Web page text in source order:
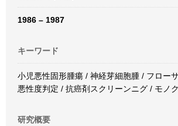
1986 – 1987
キーワード
小児悪性固形腫瘍 / 神経芽細胞腫 / フロー
悪性度判定 / 抗癌剤スクリーンニグ / モノ
研究概要